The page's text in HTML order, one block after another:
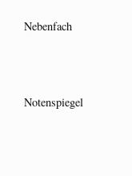
Nebenfach
Notenspiegel